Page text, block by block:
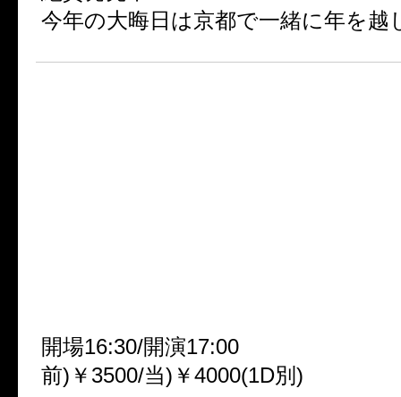
今年の大晦日は京都で一緒に年を越
開場16:30/開演17:00
前)￥3500/当)￥4000(1D別)